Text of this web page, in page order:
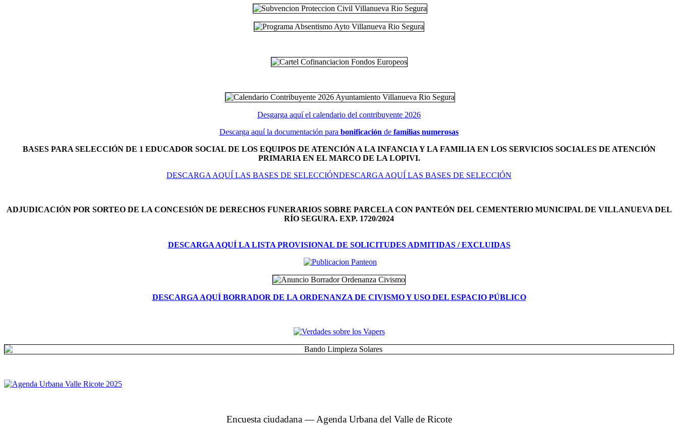
Desgarga aquí el calendario del contribuyente 2026
Descarga aquí la documentación para bonificación de familias numerosas
BASES PARA SELECCIÓN DE 1 EDUCADOR SOCIAL DE LOS EQUIPOS DE ATENCIÓN A LA INFANCIA Y LA FAMILIA EN LOS SERVICIOS SOCIALES DE ATENCIÓN
PRIMARIA EN EL MARCO DE LA LOPIVI.
DESCARGA AQUÍ LAS BASES DE SELECCIÓNDESCARGA AQUÍ LAS BASES DE SELECCIÓN
ADJUDICACIÓN POR SORTEO DE LA CONCESIÓN DE DERECHOS FUNERARIOS SOBRE PARCELA CON PANTEÓN DEL CEMENTERIO MUNICIPAL DE VILLANUEVA DEL
RÍO SEGURA. EXP. 1720/2024
DESCARGA AQUÍ LA LISTA PROVISIONAL DE SOLICITUDES ADMITIDAS / EXCLUIDAS
DESCARGA AQUÍ BORRADOR DE LA ORDENANZA DE CIVISMO Y USO DEL ESPACIO PÚBLICO
Encuesta ciudadana — Agenda Urbana del Valle de Ricote